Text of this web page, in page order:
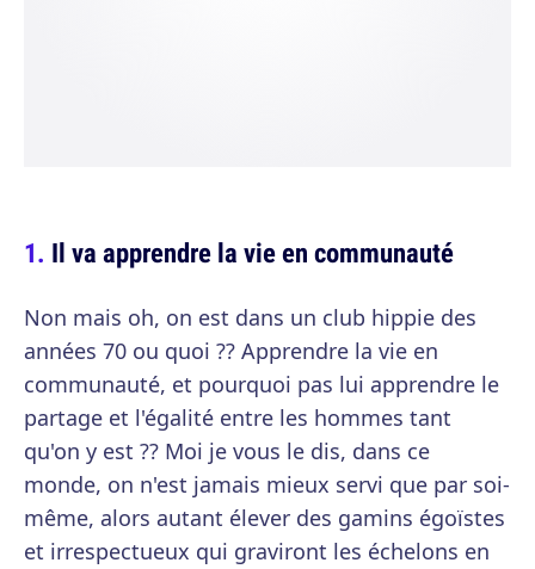
Il va apprendre la vie en communauté
Non mais oh, on est dans un club hippie des
années 70 ou quoi ?? Apprendre la vie en
communauté, et pourquoi pas lui apprendre le
partage et l'égalité entre les hommes tant
qu'on y est ?? Moi je vous le dis, dans ce
monde, on n'est jamais mieux servi que par soi-
même, alors autant élever des gamins égoïstes
et irrespectueux qui graviront les échelons en